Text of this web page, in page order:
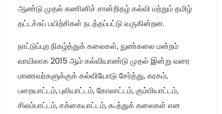
ஆண்டு முதல் கணினிச் சான்றிதழ் கல்வி மற்றும் தமிழ்
தட்டச்சுப் பயிற்சிகள் நடத்தப்பட்டு வருகின்றன.
நாட்டுப்புற நிகழ்த்துக் கலைகள், நுண்கலை மன்றம்
வாயிலாக 2015 ஆம் கல்வியாண்டு முதல் இன்று வரை
மாணவர்களுக்குக் கல்வியோடு சேர்த்து, கரகம்,
பறையாட்டம், புலியாட்டம், கோலாட்டம், கும்மியாட்டம்,
சிலம்பாட்டம், சக்கையாட்டம், கூத்துக் கலைகள் என